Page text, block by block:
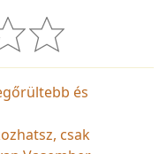
és
csak